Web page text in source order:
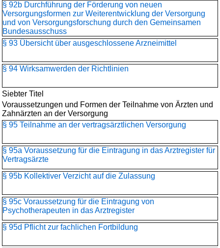
§ 92b Durchführung der Förderung von neuen
Versorgungsformen zur Weiterentwicklung der Versorgung
und von Versorgungsforschung durch den Gemeinsamen
Bundesausschuss
§ 93 Übersicht über ausgeschlossene Arzneimittel
§ 94 Wirksamwerden der Richtlinien
Siebter Titel
Voraussetzungen und Formen der Teilnahme von Ärzten und
Zahnärzten an der Versorgung
§ 95 Teilnahme an der vertragsärztlichen Versorgung
§ 95a Voraussetzung für die Eintragung in das Arztregister für
Vertragsärzte
§ 95b Kollektiver Verzicht auf die Zulassung
§ 95c Voraussetzung für die Eintragung von
Psychotherapeuten in das Arztregister
§ 95d Pflicht zur fachlichen Fortbildung